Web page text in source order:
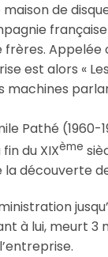
maison de
est alors «
Pathé (1960-
du XIXème
la découverte
à lui, meurt 3